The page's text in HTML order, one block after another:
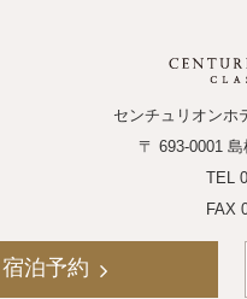
センチュリオンホ
〒 693-0001
TEL
FAX
宿泊予約